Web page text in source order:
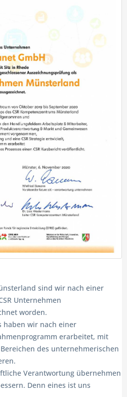
sind wir nach einer
Unternehmen
worden.
haben wir nach einer
erarbeitet, mit
des unternehmerischen
Verantwortung übernehmen
Denn eines ist uns